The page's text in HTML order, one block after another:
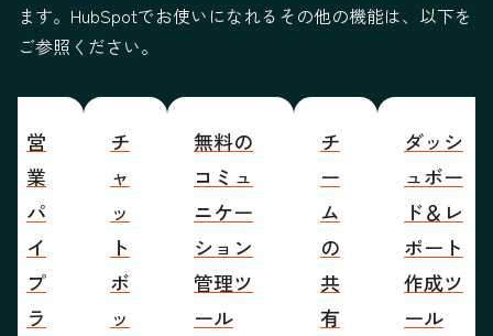
ます。HubSpotでお使いになれるその他の機能は、以下を
ご参照ください。
営
業
パ
イ
プ
ラ
チ
ャ
ッ
ト
ボ
ッ
無料の
コミュ
ニケー
ション
管理ツ
ール
チ
ー
ム
の
共
有
ダッシ
ュボー
ド＆レ
ポート
作成ツ
ール